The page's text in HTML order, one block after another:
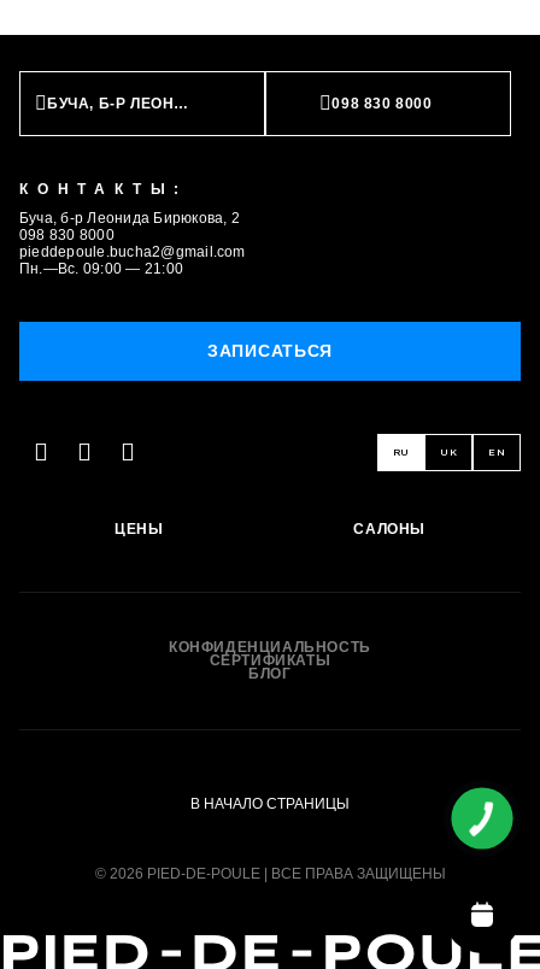
БУЧА, Б-Р ЛЕОНИДА БИРЮКОВА, 2 098 830 8000
КОНТАКТЫ:
Буча, б-р Леонида Бирюкова, 2
098 830 8000
pieddepoule.bucha2@gmail.com
Пн.—Вс. 09:00 — 21:00
ЗАПИСАТЬСЯ
RU UK EN
ЦЕНЫ САЛОНЫ
КОНФИДЕНЦИАЛЬНОСТЬ
СЕРТИФИКАТЫ
БЛОГ
В НАЧАЛО СТРАНИЦЫ
© 2026 PIED-DE-POULE | ВСЕ ПРАВА ЗАЩИЩЕНЫ